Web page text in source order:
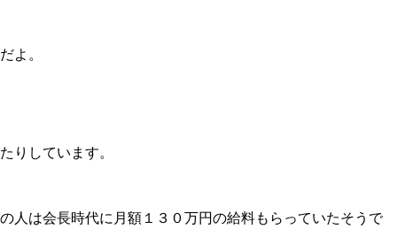
よ。
りしています。
人は会長時代に月額１３０万円の給料もらっていたそうで